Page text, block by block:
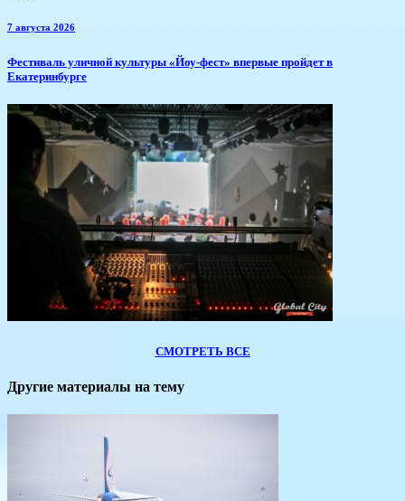
7 августа 2026
​Фестиваль уличной культуры «Йоу-фест» впервые пройдет в
Екатеринбурге
СМОТРЕТЬ ВСЕ
Другие материалы на тему